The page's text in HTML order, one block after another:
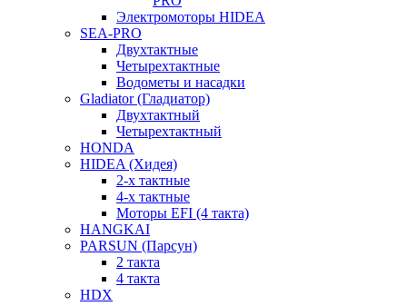
Электромоторы HIDEA
SEA-PRO
Двухтактные
Четырехтактные
Водометы и насадки
Gladiator (Гладиатор)
Двухтактный
Четырехтактный
HONDA
HIDEA (Хидея)
2-х тактные
4-х тактные
Моторы EFI (4 такта)
HANGKAI
PARSUN (Парсун)
2 такта
4 такта
HDX